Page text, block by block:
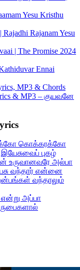
Yesu Kristhu
Rajanam Yesu
| The Promise 2024
Ennai
MP3 & Chords
& MP3 – குயவனே
கொக்கரக்கோ
இயேசுவைப் புகழ்
உருவானவரே அல்பா
வந்தார் என்னை
வந்தாலும்
என்று அப்பா